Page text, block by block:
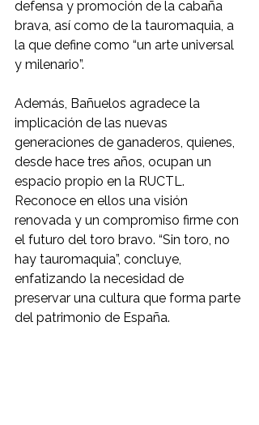
defensa y promoción de la cabaña
brava, así como de la tauromaquia, a
la que define como “un arte universal
y milenario”.
Además, Bañuelos agradece la
implicación de las nuevas
generaciones de ganaderos, quienes,
desde hace tres años, ocupan un
espacio propio en la RUCTL.
Reconoce en ellos una visión
renovada y un compromiso firme con
el futuro del toro bravo. “Sin toro, no
hay tauromaquia”, concluye,
enfatizando la necesidad de
preservar una cultura que forma parte
del patrimonio de España.